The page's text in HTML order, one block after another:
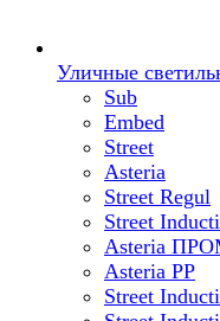
Уличные
Sub
Embed
Street
Asteria
Street Regul
Street
Asteria
Asteria PP
Street